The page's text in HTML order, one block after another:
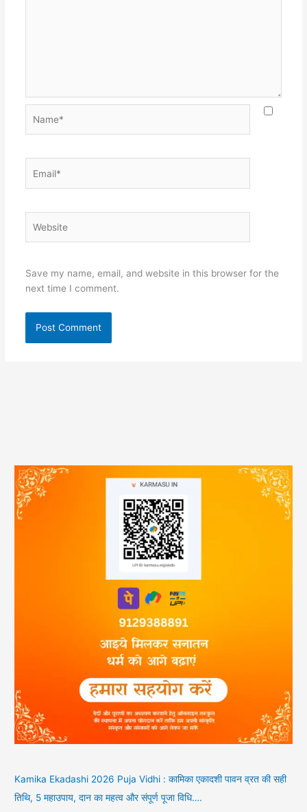
Save my name, email, and website in this browser for the
next time I comment.
Kamika Ekadashi 2026 Puja Vidhi : कामिका एकादशी पावन व्रत की सही
तिथि, 5 महाउपाय, दान का महत्व और संपूर्ण पूजा विधि….